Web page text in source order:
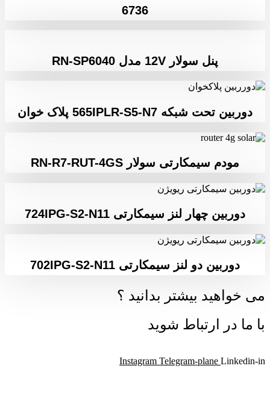
6736
پنل سولار 12V مدل RN-SP6040
دوربین تحت شبکه 565IPLR-S5-N7 پلاک خوان
مودم سیمکارتی سولار RN-R7-RUT-4GS
دوربین چهار لنز سیمکارتی 724IPG-S2-N11
دوربین دو لنز سیمکارتی 702IPG-S2-N11
می خواهید بیشتر بدانید ؟
با ما در ارتباط شوید
Instagram Telegram-plane Linkedin-in